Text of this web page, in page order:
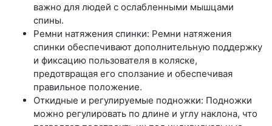
важно для людей с ослабленными мышцами
спины.
Ремни натяжения спинки: Ремни натяжения
спинки обеспечивают дополнительную поддержку
и фиксацию пользователя в коляске,
предотвращая его сползание и обеспечивая
правильное положение.
Откидные и регулируемые подножки: Подножки
можно регулировать по длине и углу наклона, что